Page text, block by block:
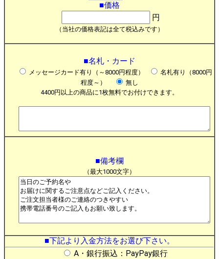
■価格
円
（当社の価格表記は全て税込みです）
■名札・カード
メッセージカード有り（～8000円程度）
名札有り（8000円
程度～）
無し
4400円以上の商品に1枚無料でお付けできます。
■備考欄
（最大1000文字）
■下記より入金方法をお選び下さい。
A・銀行振込：PayPay銀行